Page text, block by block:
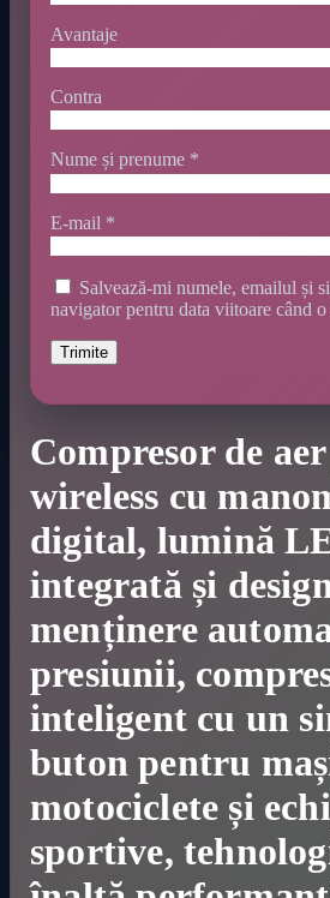
Avantaje
Contra
Nume și prenume *
E-mail *
Salvează-mi numele, emailul și
navigator pentru data viitoare când o
Compresor de
wireless cu
digital, lumină
integrată și
menținere
presiunii,
inteligent cu un
buton pentru
motociclete și
sportive,